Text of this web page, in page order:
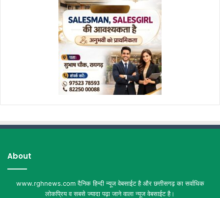
About
www.rghnews.com दैनिक हिन्दी न्यूज वेबसाईट है और छत्तीसगढ़ का सर्वाधिक
लोकप्रिय व सबसे ज्यादा पढ़ा जाने वाला न्यूज वेबसाईट है।